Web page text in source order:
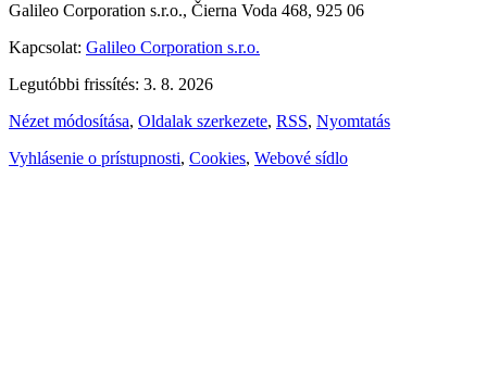
Galileo Corporation s.r.o., Čierna Voda 468, 925 06
Kapcsolat: Galileo Corporation s.r.o.
Legutóbbi frissítés: 3. 8. 2026
Nézet módosítása, Oldalak szerkezete, RSS, Nyomtatás
Vyhlásenie o prístupnosti, Cookies, Webové sídlo